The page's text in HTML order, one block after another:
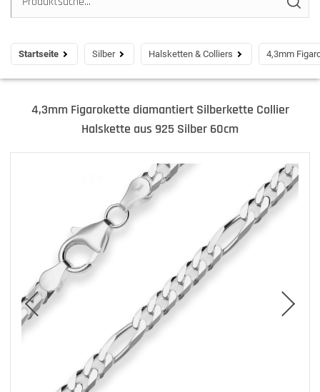
Startseite Silber Halsketten & Colliers 4,3mm
4,3mm Figarokette diamantiert Silberkette Collier
Halskette aus 925 Silber 60cm